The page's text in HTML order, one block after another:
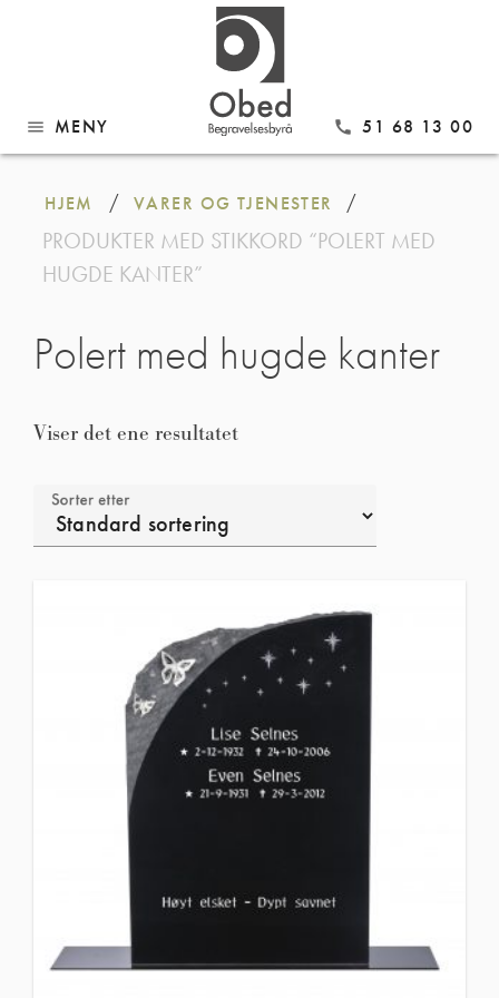
menu MENY call 51 68 13 00
Gå
innhold
HJEM / VARER OG TJENESTER /
PRODUKTER MED STIKKORD “POLERT MED
HUGDE KANTER”
Polert med hugde kanter
Viser det ene resultatet
Sorter etter